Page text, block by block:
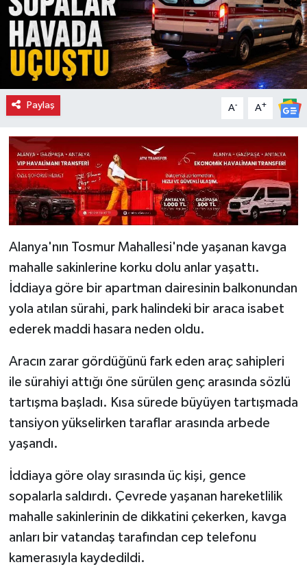
Paylaş A- A+
Alanya'nın Tosmur Mahallesi'nde yaşanan kavga
mahalle sakinlerine korku dolu anlar yaşattı.
İddiaya göre bir apartman dairesinin balkonundan
yola atılan sürahi, park halindeki bir araca isabet
ederek maddi hasara neden oldu.
Aracın zarar gördüğünü fark eden araç sahipleri
ile sürahiyi attığı öne sürülen genç arasında sözlü
tartışma başladı. Kısa sürede büyüyen tartışmada
tansiyon yükselirken taraflar arasında arbede
yaşandı.
İddiaya göre olay sırasında üç kişi, gence
sopalarla saldırdı. Çevrede yaşanan hareketlilik
mahalle sakinlerinin de dikkatini çekerken, kavga
anları bir vatandaş tarafından cep telefonu
kamerasıyla kaydedildi.